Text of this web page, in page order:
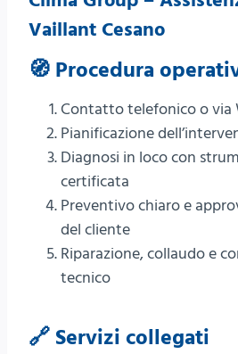
Vaillant Cesano
🧭 Procedura
Contatto telefonico o via
Pianificazione
Diagnosi in loco con
certificata
Preventivo chiaro e
del cliente
Riparazione, collaudo e
tecnico
🔗 Servizi collegati